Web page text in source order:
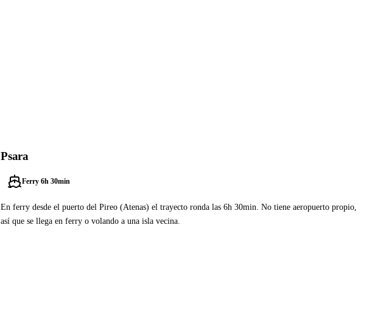
Psara
Ferry 6h 30min
En ferry desde el puerto del Pireo (Atenas) el trayecto ronda las 6h 30min. No tiene aeropuerto propio,
así que se llega en ferry o volando a una isla vecina.